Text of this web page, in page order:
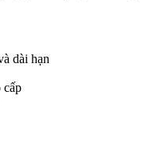
dài hạn
cấp